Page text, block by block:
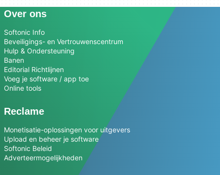
Over ons
Softonic Info
Beveiligings- en Vertrouwenscentrum
Hulp & Ondersteuning
Banen
Editorial Richtlijnen
Voeg je software / app toe
Online tools
Reclame
Monetisatie-oplossingen voor uitgevers
Upload en beheer je software
Softonic Beleid
Adverteermogelijkheden